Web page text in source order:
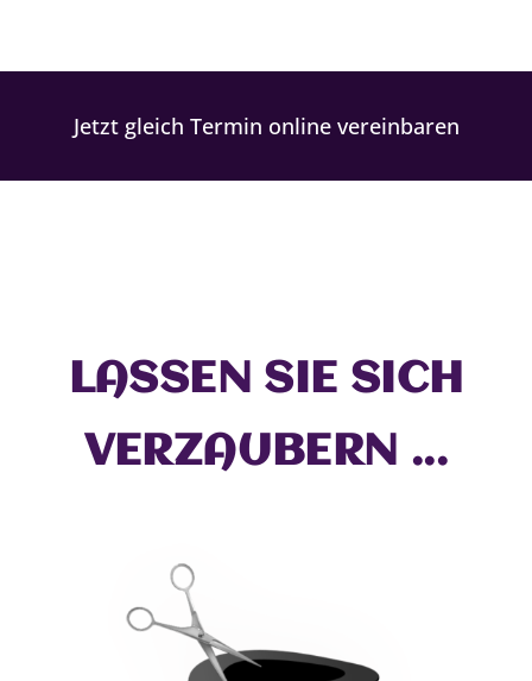
Jetzt gleich Termin online vereinbaren
LASSEN SIE SICH
VERZAUBERN ...